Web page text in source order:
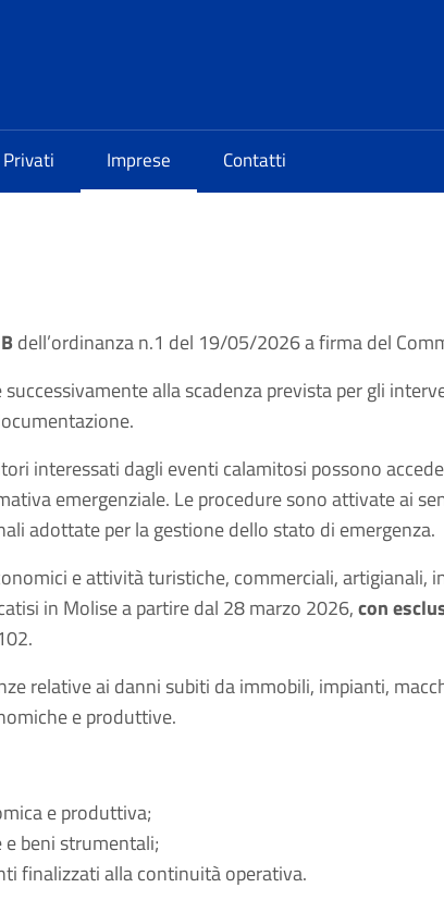
Privati Imprese Contatti
dell’ordinanza n.1 del 19/05/2026 a firma del
alla scadenza prevista per gli
interessati dagli eventi calamitosi possono
emergenziale. Le procedure sono attivate ai
adottate per la gestione dello stato di emergenza.
e attività turistiche, commerciali, artigianali,
in Molise a partire dal 28 marzo 2026,con
relative ai danni subiti da immobili, impianti,
e produttive.
e produttiva;
beni strumentali;
finalizzati alla continuità operativa.